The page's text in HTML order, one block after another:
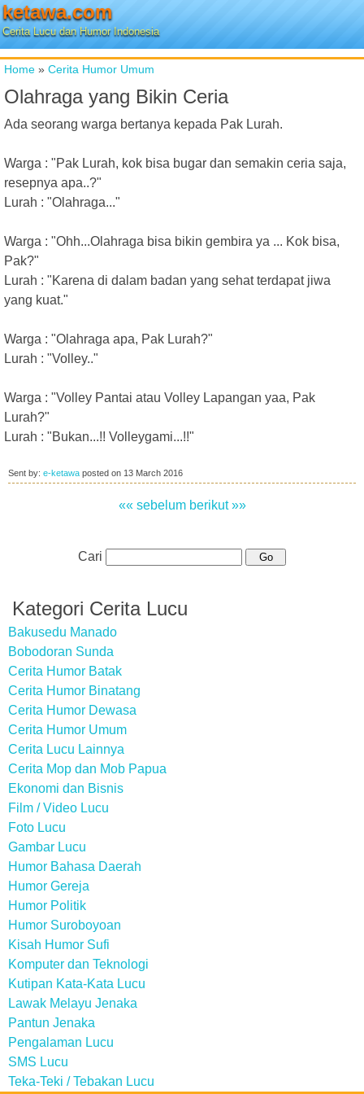
ketawa.com
Cerita Lucu dan Humor Indonesia
Home » Cerita Humor Umum
Olahraga yang Bikin Ceria
Ada seorang warga bertanya kepada Pak Lurah.
Warga : "Pak Lurah, kok bisa bugar dan semakin ceria saja,
resepnya apa..?"
Lurah : "Olahraga..."
Warga : "Ohh...Olahraga bisa bikin gembira ya ... Kok bisa,
Pak?"
Lurah : "Karena di dalam badan yang sehat terdapat jiwa
yang kuat."
Warga : "Olahraga apa, Pak Lurah?"
Lurah : "Volley.."
Warga : "Volley Pantai atau Volley Lapangan yaa, Pak
Lurah?"
Lurah : "Bukan...!! Volleygami...!!"
Sent by: e-ketawa posted on 13 March 2016
«« sebelum berikut »»
Cari
Kategori Cerita Lucu
Bakusedu Manado
Bobodoran Sunda
Cerita Humor Batak
Cerita Humor Binatang
Cerita Humor Dewasa
Cerita Humor Umum
Cerita Lucu Lainnya
Cerita Mop dan Mob Papua
Ekonomi dan Bisnis
Film / Video Lucu
Foto Lucu
Gambar Lucu
Humor Bahasa Daerah
Humor Gereja
Humor Politik
Humor Suroboyoan
Kisah Humor Sufi
Komputer dan Teknologi
Kutipan Kata-Kata Lucu
Lawak Melayu Jenaka
Pantun Jenaka
Pengalaman Lucu
SMS Lucu
Teka-Teki / Tebakan Lucu